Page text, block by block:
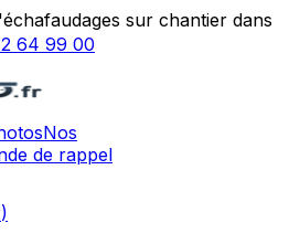
sur chantier dans
64 99 00
Nos
de rappel
)